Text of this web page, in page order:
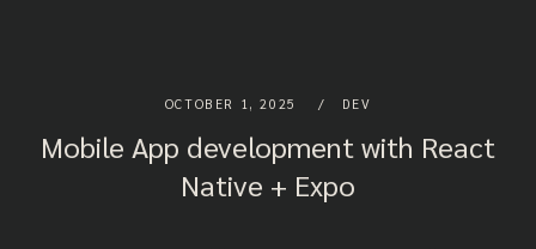
OCTOBER 1, 2025 DEV
Mobile App development with React
Native + Expo